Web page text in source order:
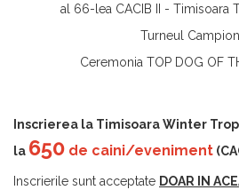
al 66-lea CACIB II - Timisoara
Turneul
Ceremonia TOP DOG OF
Inscrierea la Timisoara Winter
la 650 de caini/eveniment
Inscrierile sunt acceptate DOAR IN